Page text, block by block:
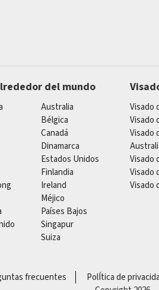
del mundo
Australia
Bélgica
Canadá
Dinamarca
Estados Unidos
Finlandia
Ireland
Méjico
Países Bajos
Singapur
Suiza
Visado
Visado
Visado
Visado
Visado
Visado
frecuentes PolÍtica de